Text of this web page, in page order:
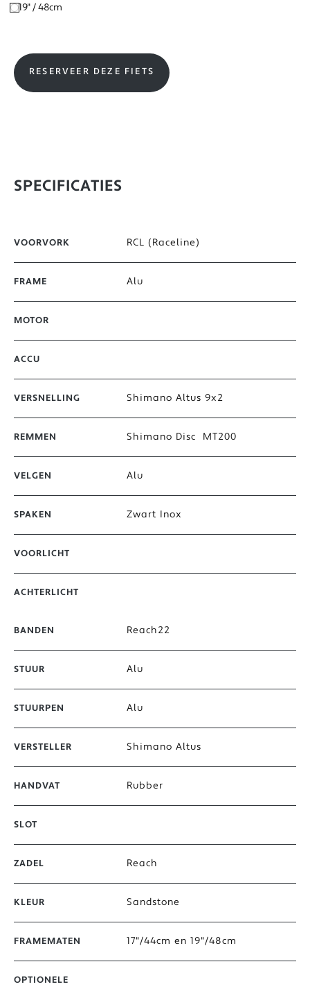
19" / 48cm
RESERVEER DEZE FIETS
SPECIFICATIES
VOORVORK RCL (Raceline)
FRAME Alu
MOTOR
ACCU
VERSNELLING Shimano Altus 9x2
REMMEN Shimano Disc MT200
VELGEN Alu
SPAKEN Zwart Inox
VOORLICHT
ACHTERLICHT
BANDEN Reach22
STUUR Alu
STUURPEN Alu
VERSTELLER Shimano Altus
HANDVAT Rubber
SLOT
ZADEL Reach
KLEUR Sandstone
FRAMEMATEN 17"/44cm en 19"/48cm
OPTIONELE